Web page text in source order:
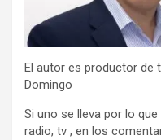
El autor es productor de
Domingo
Si uno se lleva por lo
radio, tv , en los